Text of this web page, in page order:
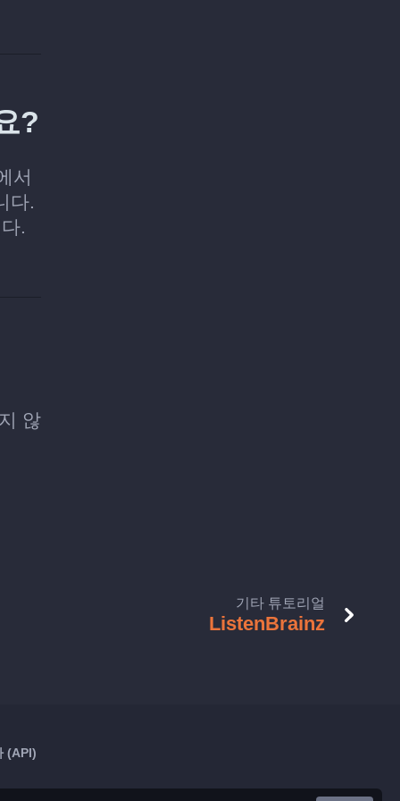
?
서
다.
.
않
기타 튜토리얼
ListenBrainz
(API)